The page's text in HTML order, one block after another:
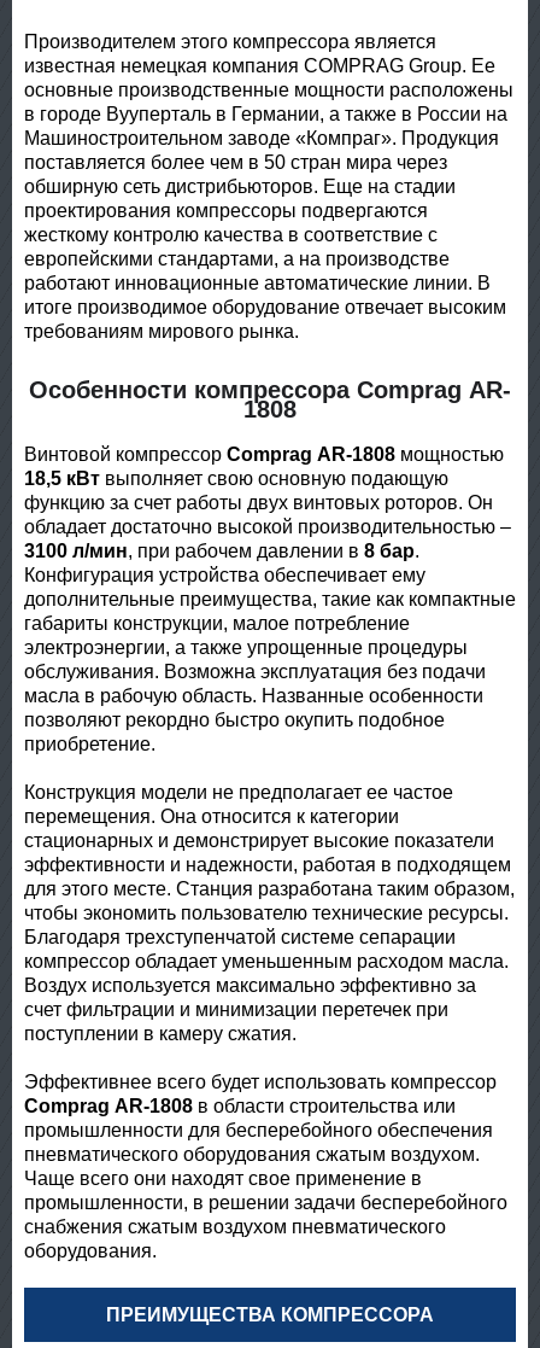
Производителем этого компрессора является
известная немецкая компания COMPRAG Group. Ее
основные производственные мощности расположены
в городе Вууперталь в Германии, а также в России на
Машиностроительном заводе «Компраг». Продукция
поставляется более чем в 50 стран мира через
обширную сеть дистрибьюторов. Еще на стадии
проектирования компрессоры подвергаются
жесткому контролю качества в соответствие с
европейскими стандартами, а на производстве
работают инновационные автоматические линии. В
итоге производимое оборудование отвечает высоким
требованиям мирового рынка.
Особенности компрессора Comprag АR-
1808
Винтовой компрессор Comprag АR-1808 мощностью
18,5 кВт выполняет свою основную подающую
функцию за счет работы двух винтовых роторов. Он
обладает достаточно высокой производительностью –
3100 л/мин, при рабочем давлении в 8 бар.
Конфигурация устройства обеспечивает ему
дополнительные преимущества, такие как компактные
габариты конструкции, малое потребление
электроэнергии, а также упрощенные процедуры
обслуживания. Возможна эксплуатация без подачи
масла в рабочую область. Названные особенности
позволяют рекордно быстро окупить подобное
приобретение.
Конструкция модели не предполагает ее частое
перемещения. Она относится к категории
стационарных и демонстрирует высокие показатели
эффективности и надежности, работая в подходящем
для этого месте. Станция разработана таким образом,
чтобы экономить пользователю технические ресурсы.
Благодаря трехступенчатой системе сепарации
компрессор обладает уменьшенным расходом масла.
Воздух используется максимально эффективно за
счет фильтрации и минимизации перетечек при
поступлении в камеру сжатия.
Эффективнее всего будет использовать компрессор
Comprag АR-1808 в области строительства или
промышленности для бесперебойного обеспечения
пневматического оборудования сжатым воздухом.
Чаще всего они находят свое применение в
промышленности, в решении задачи бесперебойного
снабжения сжатым воздухом пневматического
оборудования.
ПРЕИМУЩЕСТВА КОМПРЕССОРА